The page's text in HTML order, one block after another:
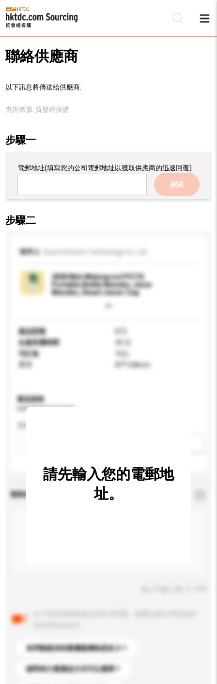
聯絡供應商
以下訊息將傳送給供應商:
查詢來源: 貿發網採購
步驟一
電郵地址(填寫您的公司電郵地址以獲取供應商的迅速回覆)
確認
步驟二
收件人
2020 Mini Waterproof PCTG
Portable Bottle Blender, Juice
Blender, Smart Juicer Cup
產品型號
生產所需時間
45 日
可訂造
可以
87*168mm
產品規格
請提供您對產品的特定要求。
查詢內容
你們能提供的最優惠價格是多少？
請問有什麼運送方式可以選擇？
請先輸入您的電郵地
址。